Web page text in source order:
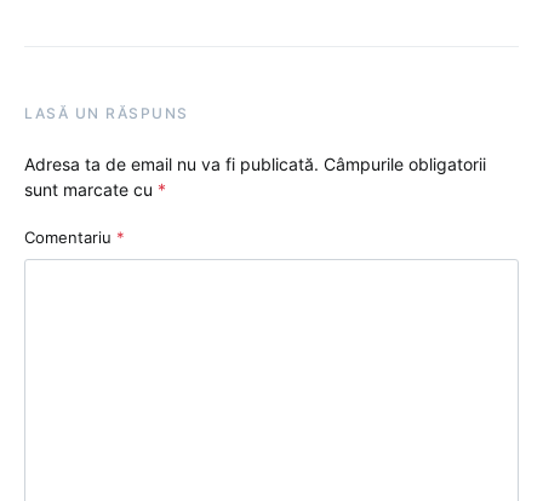
LASĂ UN RĂSPUNS
Adresa ta de email nu va fi publicată. Câmpurile obligatorii
sunt marcate cu *
Comentariu *